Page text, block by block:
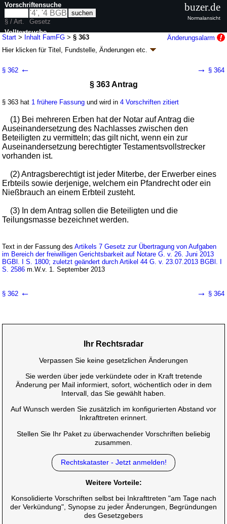
Start > Inhalt FamFG >§ 363
Änderungsalarm
Hier klicken fürTitel, Fundstelle, Änderungen etc.
Familiensachen und in den Angelegenheiten
der freiwilligen Gerichtsbarkeit (FamFG)
Artikel 1 G. v. 17.12.2008BGBl. I S. 2586, 2587, 2009 I S. 1102; zuletzt
G. v. 02.07.2026
Geltung ab 01.09.2009; FNA: 315-24Freiwillige Gerichtsbarkeit
110 weitere Fassungen
| Drucksachen / Entwurf / Begründung
wird in 643 Vorschriften zitiert
Buch 4 Verfahren in Nachlass- und Teilungssachen
Abschnitt 3 Verfahren in Teilungssachen
§ 362 ← → § 364
§ 363 Antrag
§ 363 hat 1 frühere Fassung und wird in4 Vorschriften zitiert
(1) Bei mehreren Erben hat der Notar auf Antrag die
Auseinandersetzung des Nachlasses zwischen den
Beteiligten zu vermitteln; das gilt nicht, wenn ein zur
Auseinandersetzung berechtigter Testamentsvollstrecker
vorhanden ist.
(2) Antragsberechtigt ist jeder Miterbe, der Erwerber eines
Erbteils sowie derjenige, welchem ein Pfandrecht oder ein
Nießbrauch an einem Erbteil zusteht.
(3) In dem Antrag sollen die Beteiligten und die
Teilungsmasse bezeichnet werden.
Text in der Fassung desArtikels 7 Gesetz zur Übertragung von Aufgaben
im Bereich der freiwilligen Gerichtsbarkeit auf Notare G. v. 26. Juni 2013
BGBl. I S. 1800; zuletzt geändert durch Artikel 44 G. v. 23.07.2013 BGBl. I
S. 2586 m.W.v. 1. September 2013
§ 362 ← → § 364
Ihr Rechtsradar
Verpassen Sie keine gesetzlichen Änderungen
Sie werden über jede verkündete oder in Kraft tretende
Änderung per Mail informiert, sofort, wöchentlich oder in dem
Intervall, das Sie gewählt haben.
Auf Wunsch werden Sie zusätzlich im konfigurierten Abstand vor
Inkrafttreten erinnert.
Stellen Sie Ihr Paket zu überwachender Vorschriften beliebig
zusammen.
Rechtskataster - Jetzt anmelden!
Weitere Vorteile:
Konsolidierte Vorschriften selbst bei Inkrafttreten "am Tage nach
der Verkündung", Synopse zu jeder Änderungen, Begründungen
des Gesetzgebers
Vorschriftensuche
§ / Art.
Gesetz
Volltextsuche
nur in FamFG
buzer.de
Normalansicht